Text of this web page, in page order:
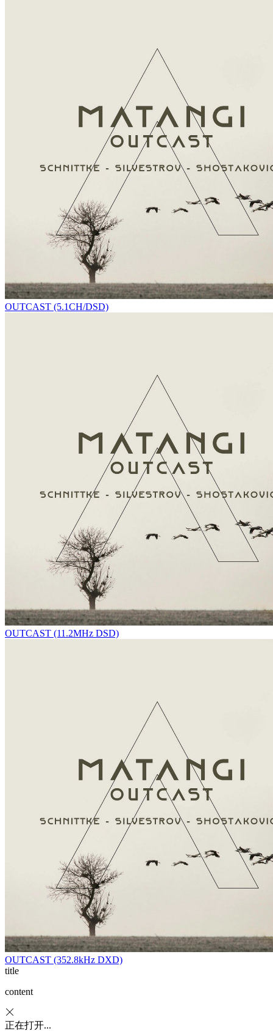
OUTCAST (5.1CH/DSD)
OUTCAST (11.2MHz DSD)
OUTCAST (352.8kHz DXD)
title
content
正在打开...